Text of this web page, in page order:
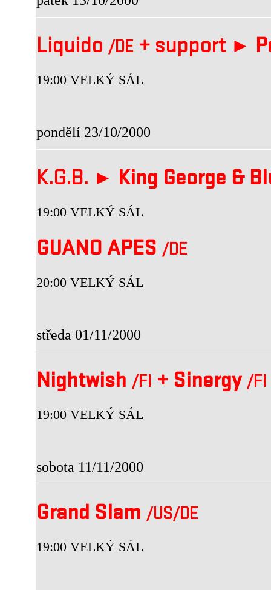
Liquido /DE + support ►
19:00 VELKÝ SÁL
pondělí 23/10/2000
K.G.B. ► King George &
19:00 VELKÝ SÁL
GUANO APES /DE
20:00 VELKÝ SÁL
středa 01/11/2000
Nightwish /FI + Sinergy /FI
19:00 VELKÝ SÁL
sobota 11/11/2000
Grand Slam /US/DE
19:00 VELKÝ SÁL